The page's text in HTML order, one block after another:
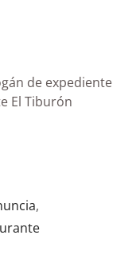
de expediente
El Tiburón
,